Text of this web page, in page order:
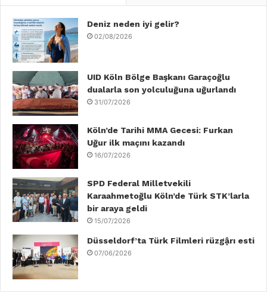
b
o
o
k
t
r
e
I
n
u
e
r
a
Deniz neden iyi gelir?
02/08/2026
UID Köln Bölge Başkanı Garaçoğlu
dualarla son yolculuğuna uğurlandı
31/07/2026
Köln’de Tarihi MMA Gecesi: Furkan
Uğur ilk maçını kazandı
16/07/2026
SPD Federal Milletvekili
Karaahmetoğlu Köln’de Türk STK’larla
bir araya geldi
15/07/2026
Düsseldorf’ta Türk Filmleri rüzgậrı esti
07/06/2026